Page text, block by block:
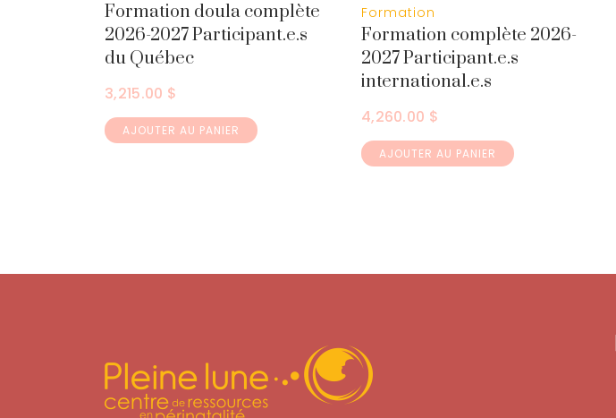
Formation doula complète
2026-2027 Participant.e.s
du Québec
3,215.00 $
AJOUTER AU PANIER
Formation
Formation complète 2026-
2027 Participant.e.s
international.e.s
4,260.00 $
AJOUTER AU PANIER